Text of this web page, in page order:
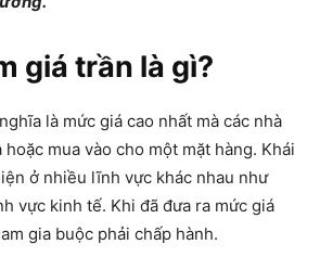
giá trần là gì?
là mức giá cao nhất mà các nhà
mua vào cho một mặt hàng. Khái
ở nhiều lĩnh vực khác nhau như
vực kinh tế. Khi đã đưa ra mức giá
gia buộc phải chấp hành.